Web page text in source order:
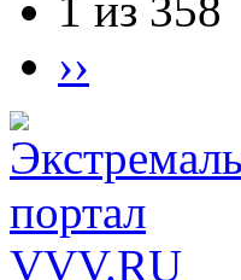
1 из 358
››